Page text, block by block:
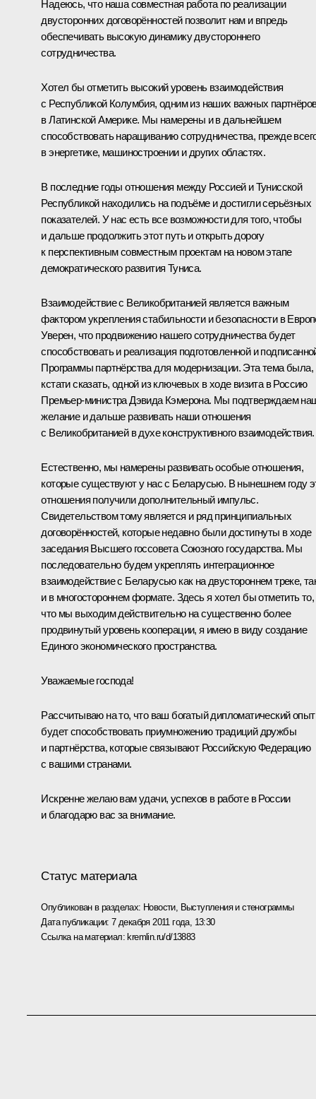
Надеюсь, что наша совместная работа по реализации
двусторонних договорённостей позволит нам и впредь
обеспечивать высокую динамику двустороннего
сотрудничества.
Хотел бы отметить высокий уровень взаимодействия
с Республикой Колумбия, одним из наших важных
в Латинской Америке. Мы намерены и в дальнейшем
способствовать наращиванию сотрудничества, прежде
в энергетике, машиностроении и других областях.
В последние годы отношения между Россией и Тунисской
Республикой находились на подъёме и достигли серьёзных
показателей. У нас есть все возможности для того, чтобы
и дальше продолжить этот путь и открыть дорогу
к перспективным совместным проектам на новом этапе
демократического развития Туниса.
Взаимодействие с Великобританией является важным
фактором укрепления стабильности и безопасности в
Уверен, что продвижению нашего сотрудничества будет
способствовать и реализация подготовленной и
Программы партнёрства для модернизации. Эта тема была,
кстати сказать, одной из ключевых в ходе визита в Россию
Премьер-министра Дэвида Кэмерона. Мы подтверждаем
желание и дальше развивать наши отношения
с Великобританией в духе конструктивного взаимодействия.
Естественно, мы намерены развивать особые отношения,
которые существуют у нас с Беларусью. В нынешнем году
отношения получили дополнительный импульс.
Свидетельством тому является и ряд принципиальных
договорённостей, которые недавно были достигнуты в ходе
заседания Высшего госсовета Союзного государства. Мы
последовательно будем укреплять интеграционное
взаимодействие с Беларусью как на двустороннем треке,
и в многостороннем формате. Здесь я хотел бы отметить то,
что мы выходим действительно на существенно более
продвинутый уровень кооперации, я имею в виду создание
Единого экономического пространства.
Уважаемые господа!
Рассчитываю на то, что ваш богатый дипломатический опыт
будет способствовать приумножению традиций дружбы
и партнёрства, которые связывают Российскую Федерацию
с вашими странами.
Искренне желаю вам удачи, успехов в работе в России
и благодарю вас за внимание.
Статус материала
Опубликован в разделах: Новости, Выступления и стенограммы
Дата публикации:7 декабря 2011 года, 13:30
Ссылка на материал: kremlin.ru/d/13883